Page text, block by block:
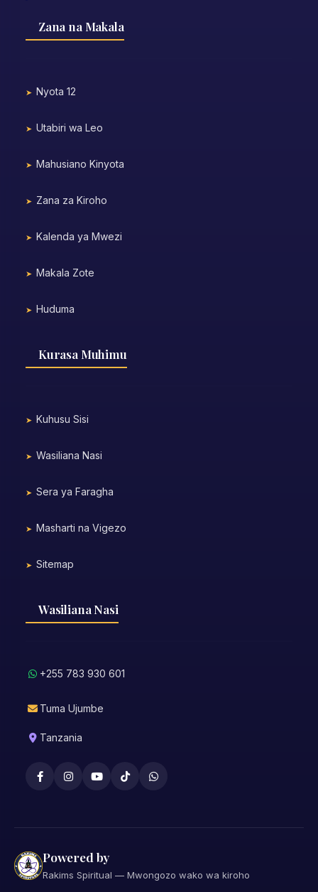
Zana na Makala
Nyota 12
Utabiri wa Leo
Mahusiano Kinyota
Zana za Kiroho
Kalenda ya Mwezi
Makala Zote
Huduma
Kurasa Muhimu
Kuhusu Sisi
Wasiliana Nasi
Sera ya Faragha
Masharti na Vigezo
Sitemap
Wasiliana Nasi
+255 783 930 601
Tuma Ujumbe
Tanzania
Powered by
Rakims Spiritual — Mwongozo wako wa kiroho